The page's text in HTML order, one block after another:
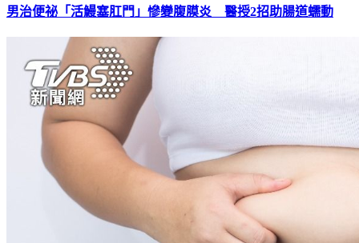
男治便祕「活鰻塞肛門」慘變腹膜炎 醫授2招助腸道蠕動